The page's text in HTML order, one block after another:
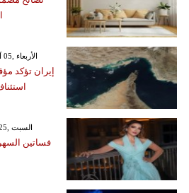
GMT 21:37 2026 الأربعاء ,05 آب / أغسطس
إيران تؤكد
GMT 09:39 2026 السبت ,25 تموز / يوليو
فساتين